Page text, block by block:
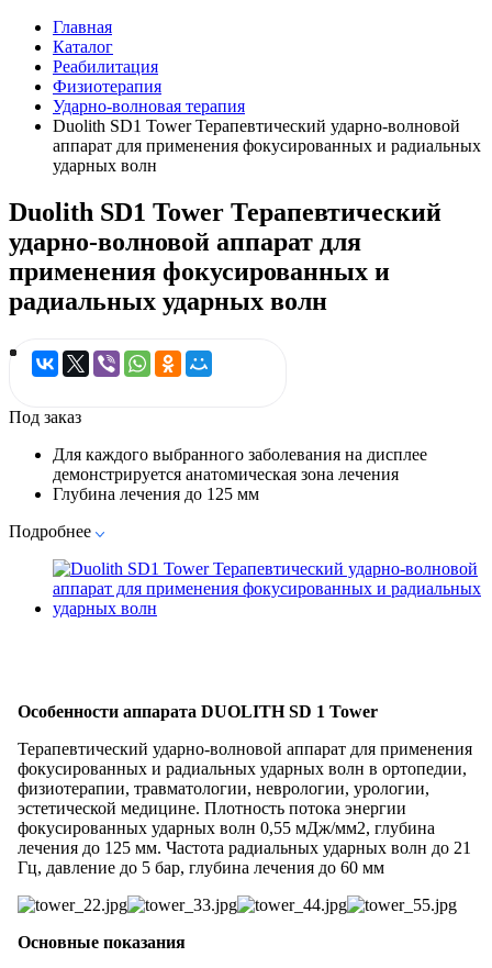
Главная
Каталог
Реабилитация
Физиотерапия
Ударно-волновая терапия
Duolith SD1 Tower Терапевтический ударно-волновой
аппарат для применения фокусированных и радиальных
ударных волн
Duolith SD1 Tower Терапевтический
ударно-волновой аппарат для
применения фокусированных и
радиальных ударных волн
Под заказ
Для каждого выбранного заболевания на дисплее
демонстрируется анатомическая зона лечения
Глубина лечения до 125 мм
Подробнее
Особенности аппарата DUOLITH SD 1 Tower
Терапевтический ударно-волновой аппарат для применения
фокусированных и радиальных ударных волн в ортопедии,
физиотерапии, травматологии, неврологии, урологии,
эстетической медицине. Плотность потока энергии
фокусированных ударных волн 0,55 мДж/мм2, глубина
лечения до 125 мм. Частота радиальных ударных волн до 21
Гц, давление до 5 бар, глубина лечения до 60 мм
Основные показания